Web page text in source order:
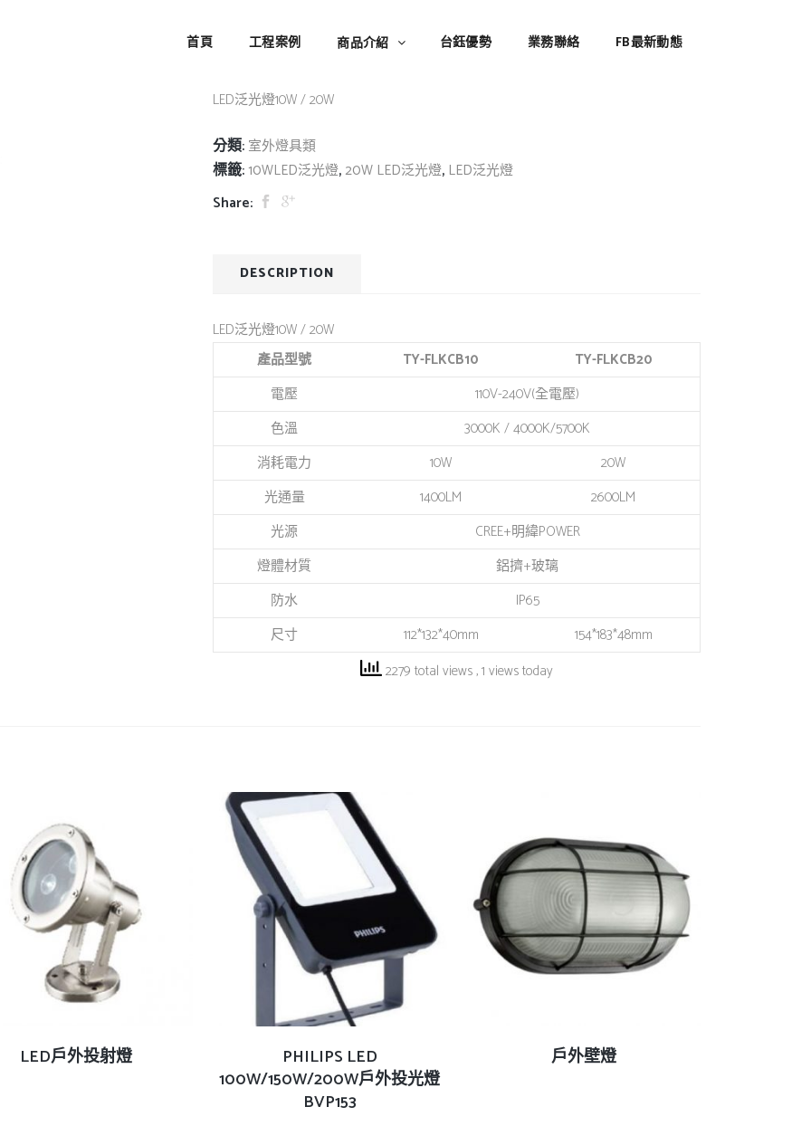
首頁 工程案例 商品介紹 台鈺優勢 業務聯絡 FB最新動態
LED泛光燈10W / 20W
LED泛光燈10W / 20W
分類: 室外燈具類
標籤:10WLED泛光燈, 20W LED泛光燈, LED泛光燈
Share:
DESCRIPTION
LED泛光燈10W / 20W
產品型號
TY-FLKCB10
TY-FLKCB20
電壓
110V-240V(全電壓)
色溫
3000K / 4000K/5700K
消耗電力
10W
20W
光通量
1400LM
2600LM
光源
CREE+明緯POWER
燈體材質
鋁擠+玻璃
防水
IP65
尺寸
112*132*40mm
154*183*48mm
2279 total views, 1 views today
查看內容
LED戶外投射燈 查看內容
PHILIPS LED
100W/150W/200W戶外投光燈
BVP153
查看內容
戶外壁燈